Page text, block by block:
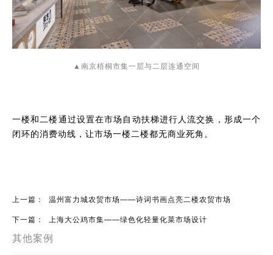
▲南京梧桐市集一层与二层连通空间
一楼和二楼通过设置在市场自动扶梯进行人流交换，形成一个
闭环的消费动线，让市场一楼二楼都无商业死角。
上一篇：
温州富力城农贸市场——诗词书画点亮二楼农贸市场
下一篇：
上海大公鸡市集——绿色化轻量化菜市场设计
其他案例